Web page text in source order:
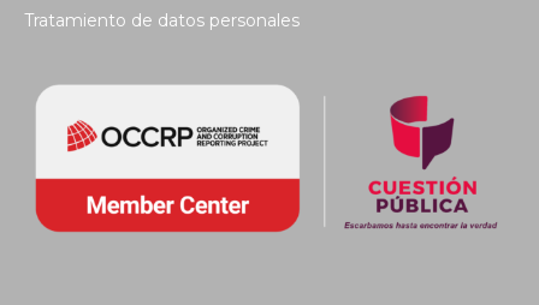
Tratamiento de datos personales